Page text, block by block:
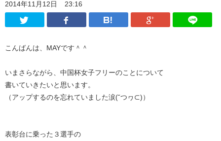
2014年11月12日
23:16
Twitter
Facebook はてなブックマーク
Google
こんばんは、MAYです＾＾
いまさらながら、中国杯女子フリーのことについて
書いていきたいと思います。
（アップするのを忘れていました涙(˘つヮ⊂)）
表彰台に乗った３選手の